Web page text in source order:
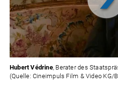
Hubert Védrine, Berater des
(Quelle: Cineimpuls Film & Video KG/